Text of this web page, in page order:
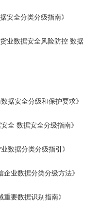
安全分类分级指南》
业数据安全风险防控 数据
据安全分级和保护要求》
全 数据安全分级指南》
数据分类分级指引》
企业数据分类分级方法》
重要数据识别指南》